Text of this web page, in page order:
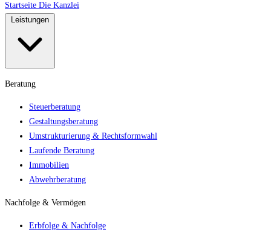
Startseite Die Kanzlei
Beratung
Steuerberatung
Gestaltungsberatung
Umstrukturierung & Rechtsformwahl
Laufende Beratung
Immobilien
Abwehrberatung
Nachfolge & Vermögen
Erbfolge & Nachfolge